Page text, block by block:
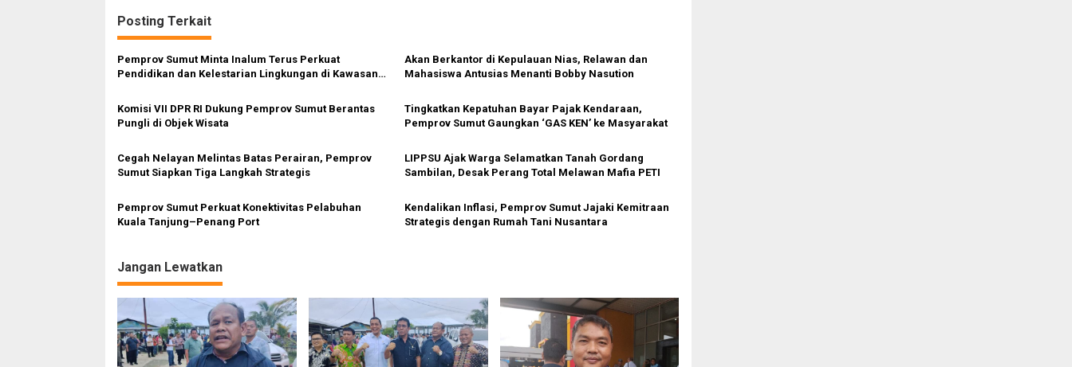
i
a
i
o
s
Posting Terkait
Pemprov Sumut Minta Inalum Terus Perkuat
Pendidikan dan Kelestarian Lingkungan di Kawasan
Akan Berkantor di Kepulauan Nias, Relawan dan
Mahasiswa Antusias Menanti Bobby Nasution
Komisi VII DPR RI Dukung Pemprov Sumut Berantas
Pungli di Objek Wisata
Tingkatkan Kepatuhan Bayar Pajak Kendaraan,
Pemprov Sumut Gaungkan ‘GAS KEN’ ke Masyarakat
Cegah Nelayan Melintas Batas Perairan, Pemprov
Sumut Siapkan Tiga Langkah Strategis
LIPPSU Ajak Warga Selamatkan Tanah Gordang
Sambilan, Desak Perang Total Melawan Mafia PETI
Pemprov Sumut Perkuat Konektivitas Pelabuhan
Kuala Tanjung–Penang Port
Kendalikan Inflasi, Pemprov Sumut Jajaki Kemitraan
Strategis dengan Rumah Tani Nusantara
Jangan Lewatkan